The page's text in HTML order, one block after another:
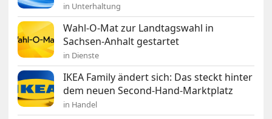
in Unterhaltung
Wahl-O-Mat zur Landtagswahl in
Sachsen-Anhalt gestartet
in Dienste
IKEA Family ändert sich: Das steckt hinter
dem neuen Second-Hand-Marktplatz
in Handel